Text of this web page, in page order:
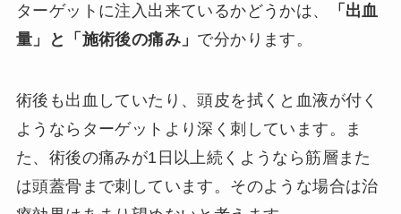
ターゲットに注入出来ているかどうかは、
「出血
量」と「施術後の痛み」 で分かります。
術後も出血していたり、頭皮を拭くと血液が付く
ようならターゲットより深く刺しています。ま
た、術後の痛みが1日以上続くようなら筋層また
は頭蓋骨まで刺しています。そのような場合は治